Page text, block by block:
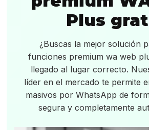
Plus
¿Buscas la mejor solución
funciones premium wa web
llegado al lugar correcto.
líder en el mercado te permite
masivos por WhatsApp de
segura y completamente